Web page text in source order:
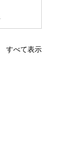
すべて表示